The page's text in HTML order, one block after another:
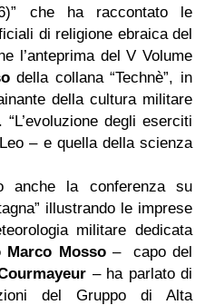
che ha raccontato le
di religione ebraica del
l’anteprima del V Volume
della collana “Technè”, in
della cultura militare
degli eserciti
– e quella della scienza
anche la conferenza su
illustrando le imprese
militare dedicata
Marco Mosso– capo del
– ha parlato di
del Gruppo di Alta